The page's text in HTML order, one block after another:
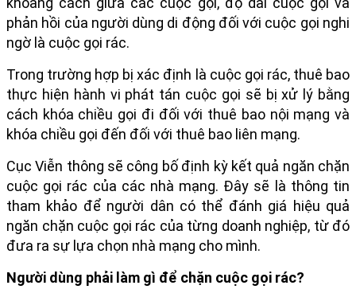
phản hồi của người dùng di động đối với cuộc gọi nghi
ngờ là cuộc gọi rác.
Trong trường hợp bị xác định là cuộc gọi rác, thuê bao
thực hiện hành vi phát tán cuộc gọi sẽ bị xử lý bằng
cách khóa chiều gọi đi đối với thuê bao nội mạng và
khóa chiều gọi đến đối với thuê bao liên mạng.
Cục Viễn thông sẽ công bố định kỳ kết quả ngăn chặn
cuộc gọi rác của các nhà mạng. Đây sẽ là thông tin
tham khảo để người dân có thể đánh giá hiệu quả
ngăn chặn cuộc gọi rác của từng doanh nghiệp, từ đó
đưa ra sự lựa chọn nhà mạng cho mình.
Người dùng phải làm gì để chặn cuộc gọi rác?